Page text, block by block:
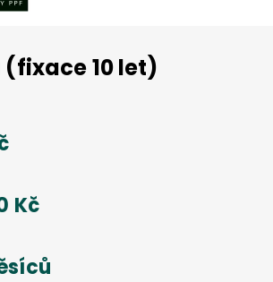
10 let)
Kč